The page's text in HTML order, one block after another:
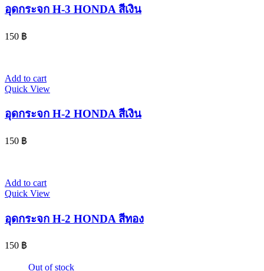
อุดกระจก H-3 HONDA สีเงิน
150 ฿
Add to cart
Quick View
อุดกระจก H-2 HONDA สีเงิน
150 ฿
Add to cart
Quick View
อุดกระจก H-2 HONDA สีทอง
150 ฿
Out of stock